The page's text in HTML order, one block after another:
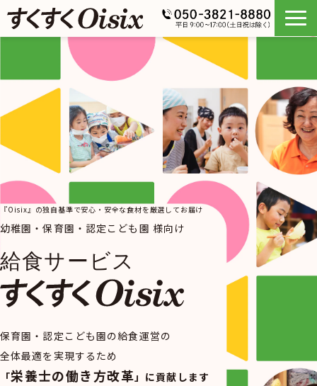
『Oisix』の独自基準で安心・安全な食材を厳選してお届け
幼稚園・保育園・認定こども園 様向け
保育園・認定こども園の給食運営の
全体最適を実現するため
「栄養士の働き方改革」に貢献します